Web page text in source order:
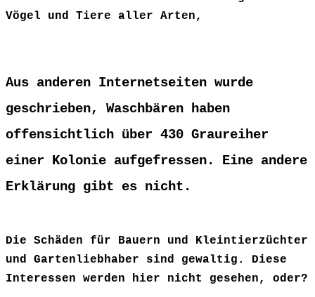
Vögel und Tiere aller Arten,
Aus anderen Internetseiten wurde
geschrieben, Waschbären haben
offensichtlich über 430 Graureiher
einer Kolonie aufgefressen. Eine andere
Erklärung gibt es nicht.
Die Schäden für Bauern und Kleintierzüchter
und Gartenliebhaber sind gewaltig. Diese
Interessen werden hier nicht gesehen, oder?